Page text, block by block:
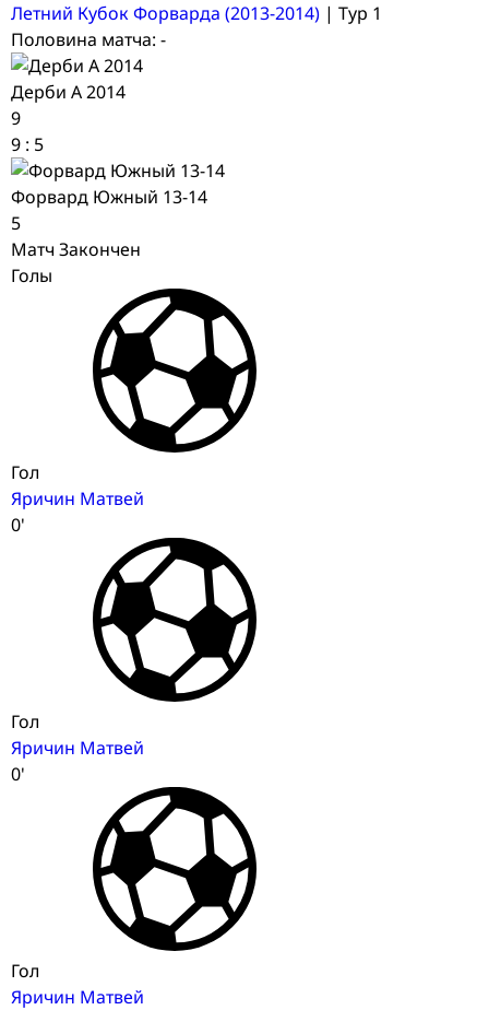
Летний Кубок Форварда (2013-2014) | Тур 1
Половина матча: -
Дерби А 2014
9
9 : 5
Форвард Южный 13-14
5
Матч Закончен
Голы
Гол
Яричин Матвей
0'
Гол
Яричин Матвей
0'
Гол
Яричин Матвей